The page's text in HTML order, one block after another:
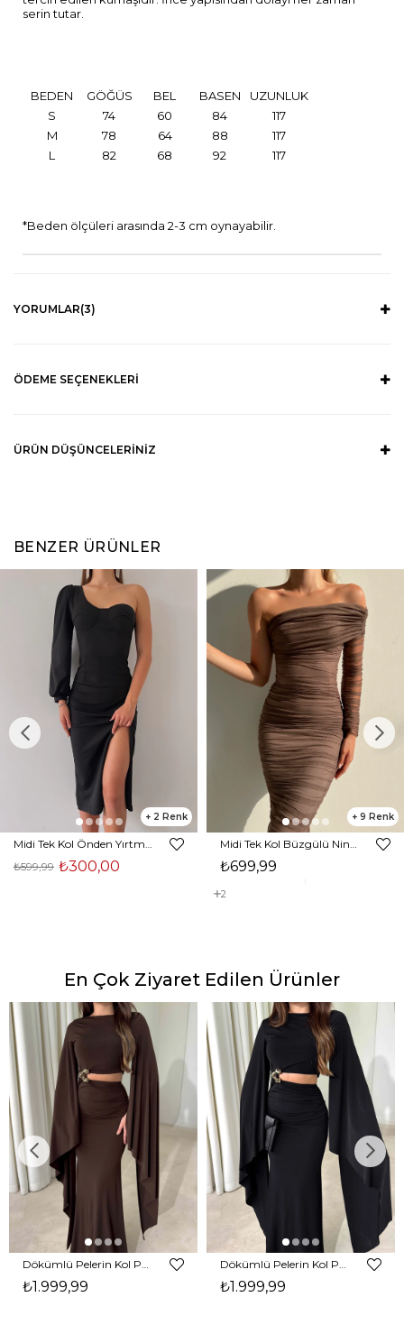
serin tutar.
BEDEN GÖĞÜS BEL BASEN
UZUNLUK
S
74 60 84
117
M
78 64 88
117
L
82 68 92 117
*Beden ölçüleri arasında 2-3 cm oynayabilir.
YORUMLAR(3)
ÖDEME SEÇENEKLERI
ÜRÜN DÜŞÜNCELERINIZ
BENZER ÜRÜNLER
2
₺300,00
₺599,99
9
₺699,99
2
En Çok Ziyaret Edilen Ürünler
₺1.999,99 ₺1.999,99